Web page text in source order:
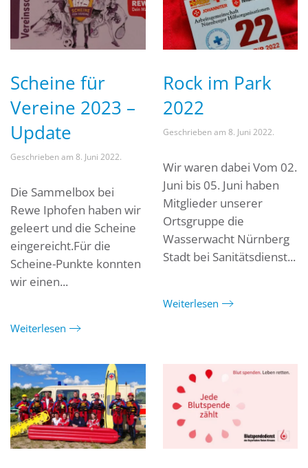
Scheine für
Vereine 2023 –
Update
Geschrieben am 8. Juni 2022.
Die Sammelbox bei
Rewe Iphofen haben wir
geleert und die Scheine
eingereicht.Für die
Scheine-Punkte konnten
wir einen...
Weiterlesen
Rock im Park
2022
Geschrieben am 8. Juni 2022.
Wir waren dabei Vom 02.
Juni bis 05. Juni haben
Mitglieder unserer
Ortsgruppe die
Wasserwacht Nürnberg
Stadt bei Sanitätsdienst...
Weiterlesen